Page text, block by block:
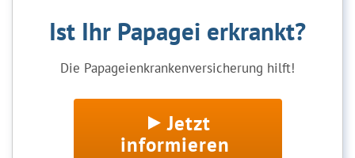
Ist Ihr Papagei erkrankt?
Die Papageienkrankenversicherung hilft!
Jetzt
informieren